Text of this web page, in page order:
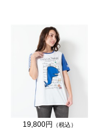
19,800円 （税込）